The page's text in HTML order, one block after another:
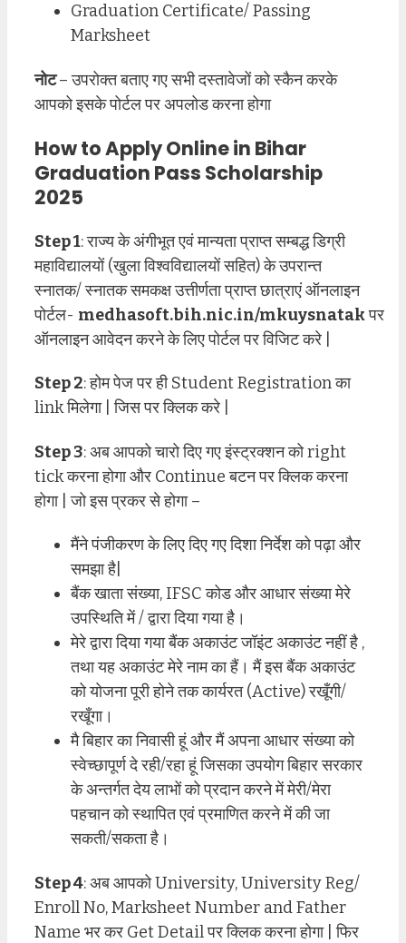
Graduation Certificate/ Passing
Marksheet
नोट– उपरोक्त बताए गए सभी दस्तावेजों को स्कैन करके
आपको इसके पोर्टल पर अपलोड करना होगा
How to Apply Online in Bihar
Graduation Pass Scholarship
2025
Step 1: राज्य के अंगीभूत एवं मान्यता प्राप्त सम्बद्ध डिग्री
महाविद्यालयों (खुला विश्वविद्यालयों सहित) के उपरान्त
स्नातक/ स्नातक समकक्ष उत्तीर्णता प्राप्त छात्राएं ऑनलाइन
पोर्टल- medhasoft.bih.nic.in/mkuysnatakपर
ऑनलाइन आवेदन करने के लिए पोर्टल पर विजिट करे |
Step 2: होम पेज पर ही Student Registration का
link मिलेगा | जिस पर क्लिक करे |
Step 3: अब आपको चारो दिए गए इंस्ट्रक्शन को right
tick करना होगा और Continue बटन पर क्लिक करना
होगा | जो इस प्रकर से होगा –
मैंने पंजीकरण के लिए दिए गए दिशा निर्देश को पढ़ा और
समझा है|
बैंक खाता संख्या, IFSC कोड और आधार संख्या मेरे
उपस्थिति में / द्वारा दिया गया है।
मेरे द्वारा दिया गया बैंक अकाउंट जॉइंट अकाउंट नहीं है ,
तथा यह अकाउंट मेरे नाम का हैं। मैं इस बैंक अकाउंट
को योजना पूरी होने तक कार्यरत (Active) रखूँगी/
रखूँगा।
मै बिहार का निवासी हूं और मैं अपना आधार संख्या को
स्वेच्छापूर्ण दे रही/रहा हूं जिसका उपयोग बिहार सरकार
के अन्तर्गत देय लाभों को प्रदान करने में मेरी/मेरा
पहचान को स्थापित एवं प्रमाणित करने में की जा
सकती/सकता है।
Step 4: अब आपको University, University Reg/
Enroll No, Marksheet Number and Father
Name भर कर Get Detail पर क्लिक करना होगा | फिर